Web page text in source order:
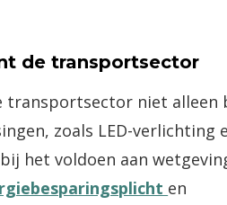
de transportsector
transportsector niet alleen
zoals LED-verlichting
het voldoen aan
en